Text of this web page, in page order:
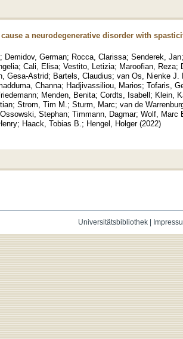
a neurodegenerative disorder with
; Demidov, German; Rocca, Clarissa; Senderek, Jan;
; Cali, Elisa; Vestito, Letizia; Maroofian, Reza;
Gesa-Astrid; Bartels, Claudius; van Os, Nienke J.
Channa; Hadjivassiliou, Marios; Tofaris,
; Menden, Benita; Cordts, Isabell; Klein,
; Strom, Tim M. ; Sturm, Marc; van de
Ossowski, Stephan; Timmann, Dagmar; Wolf, Marc
; Haack, Tobias B. ; Hengel, Holger (2022)
Universitätsbibliothek|